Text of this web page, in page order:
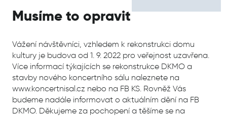
Musíme to opravit
Vážení návštěvníci, vzhledem k rekonstrukci domu
kultury je budova od 1. 9. 2022 pro veřejnost uzavřena.
Více informací týkajících se rekonstrukce DKMO a
stavby nového koncertního sálu naleznete na
www.koncertnisal.cz nebo na FB KS. Rovněž Vás
budeme nadále informovat o aktuálním dění na FB
DKMO. Děkujeme za pochopení a těšíme se na